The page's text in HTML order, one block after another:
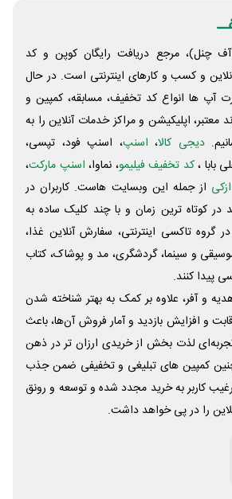
چنل)، مرجع دریافت رایگان کوپن و کد
و کسب و‌ کارهای اینترنتی است. در حال
آپ ها انواع کد تخفیف، مسابقه، کمپین و
اپلیکیشن و مراکز خدمات آنلاین را به
دیجی کالا، اسنپ، اسنپ فود، تپسی،
بابا ،کد تخفیف فیلیمو، نماوا، اسنپ مارکت،
ازکی از جمله این وبسایت ‌هاست. کاربران در
در کوتاه ترین زمان و با چند کلیک ساده به
گروه تاکسی اینترنتی، سفارش آنلاین غذا،
موسیقی و سینما، گردشگری، مد و پوشاک، کتاب
پیدا کنند.
و آفر، علاوه بر کمک به بهتر شناخته شدن
و افزایش بازدید و آمار فروش آن‌ها، باعث
لذت بخش از خریدی ارزان تر در ذهن
کمپین های تبلیغی و تخفیفی ضمن جذب
کاربر به خرید مجدد شده و توسعه و رونق
را در پی خواهد داشت.